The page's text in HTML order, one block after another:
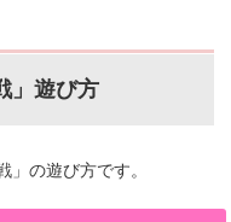
」遊び方
」の遊び方です。